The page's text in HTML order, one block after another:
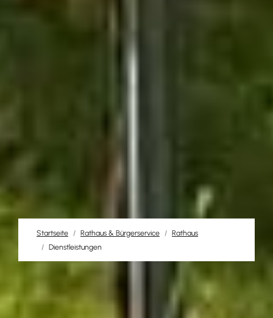
Startseite Rathaus & Bürgerservice
Rathaus
Dienstleistungen